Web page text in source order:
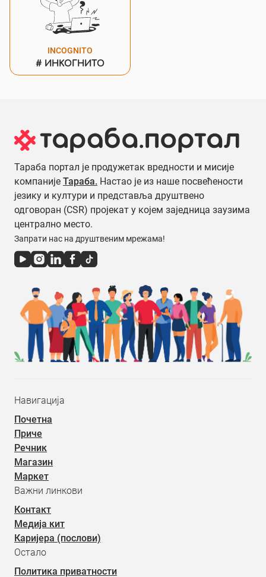
INCOGNITO
# ИНКОГНИТО
Тараба портал је продужетак вредности и мисије
компаније Тараба. Настао је из наше посвећености
језику и култури и представља друштвено
одговоран (CSR) пројекат у којем заједница заузима
централно место.
Запрати нас на друштвеним мрежама!
Навигација
Почетна
Приче
Речник
Магазин
Маркет
Важни линкови
Контакт
Медија кит
Каријера (послови)
Остало
Политика приватности